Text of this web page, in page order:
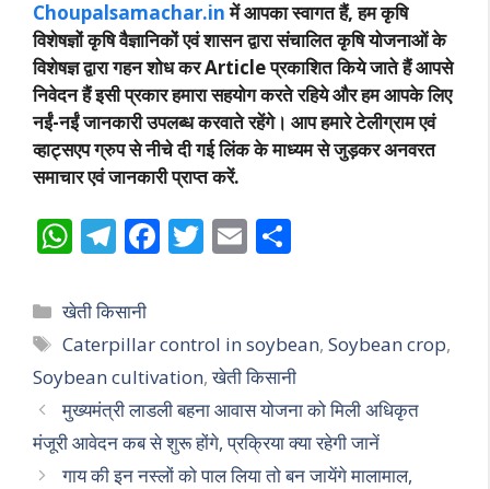
Choupalsamachar.inमें आपका स्वागत हैं, हम कृषि
विशेषज्ञों कृषि वैज्ञानिकों एवं शासन द्वारा संचालित कृषि योजनाओं के
विशेषज्ञ द्वारा गहन शोध कर Article प्रकाशित किये जाते हैं आपसे
निवेदन हैं इसी प्रकार हमारा सहयोग करते रहिये और हम आपके लिए
नईं-नईं जानकारी उपलब्ध करवाते रहेंगे। आप हमारे टेलीग्राम एवं
व्हाट्सएप ग्रुप से नीचे दी गई लिंक के माध्यम से जुड़कर अनवरत
समाचार एवं जानकारी प्राप्त करें.
W
h
at
s
A
p
p
T
el
e
gr
a
m
F
ac
b
o
o
k
T
w
er
E
m
l e
Categories
खेती किसानी
Tags
Caterpillar control in soybean,Soybean crop,
Soybean cultivation,खेती किसानी
मुख्यमंत्री लाडली बहना आवास योजना को मिली अधिकृत
मंजूरी आवेदन कब से शुरू होंगे, प्रक्रिया क्या रहेगी जानें
गाय की इन नस्लों को पाल लिया तो बन जायेंगे मालामाल,